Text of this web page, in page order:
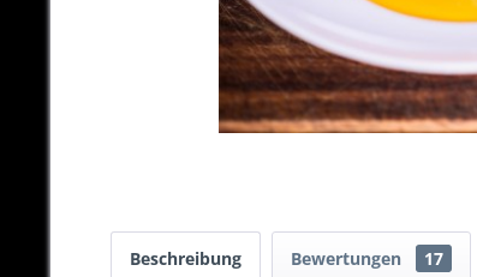
Beschreibung Bewertungen 17